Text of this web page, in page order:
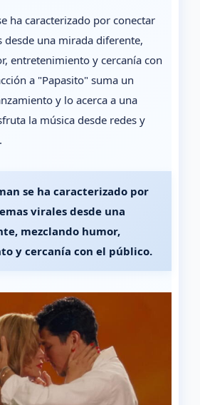
ha caracterizado por conectar
desde una mirada diferente,
entretenimiento y cercanía con
a "Papasito" suma un
y lo acerca a una
la música desde redes y
se ha caracterizado por
virales desde una
mezclando humor,
y cercanía con el público.